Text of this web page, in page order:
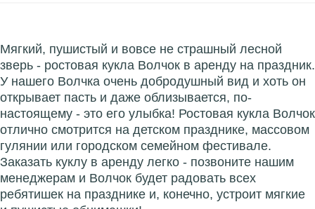
Мягкий, пушистый и вовсе не страшный лесной
зверь - ростовая кукла Волчок в аренду на праздник.
У нашего Волчка очень добродушный вид и хоть он
открывает пасть и даже облизывается, по-
настоящему - это его улыбка! Ростовая кукла Волчок
отлично смотрится на детском празднике, массовом
гулянии или городском семейном фестивале.
Заказать куклу в аренду легко - позвоните нашим
менеджерам и Волчок будет радовать всех
ребятишек на празднике и, конечно, устроит мягкие